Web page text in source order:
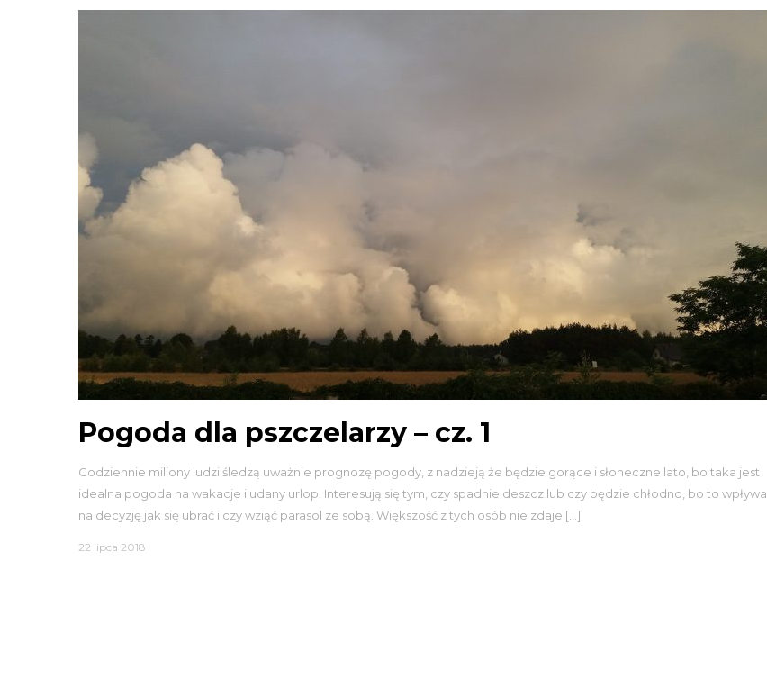
Pogoda dla pszczelarzy – cz. 1
Codziennie miliony ludzi śledzą uważnie prognozę pogody, z nadzieją że będzie gorące i słoneczne lato, bo taka jest
idealna pogoda na wakacje i udany urlop. Interesują się tym, czy spadnie deszcz lub czy będzie chłodno, bo to wpływa
na decyzję jak się ubrać i czy wziąć parasol ze sobą. Większość z tych osób nie zdaje […]
22 lipca 2018